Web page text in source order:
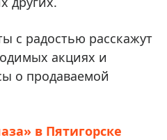
с радостью расскажут
акциях и
о продаваемой
в Пятигорске